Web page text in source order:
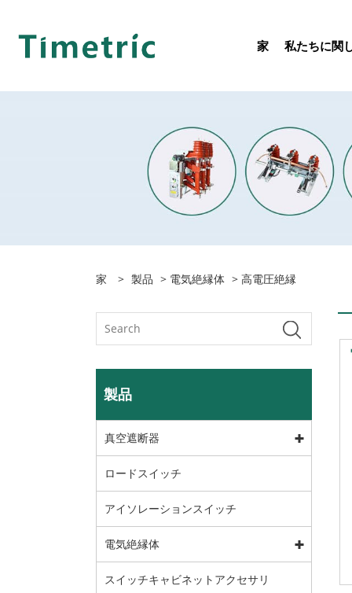
家 私たちに関
家 > 製品 > 電気絶縁体 > 高電圧絶縁
製品
真空遮断器
ロードスイッチ
アイソレーションスイッチ
電気絶縁体
スイッチキャビネットアクセサリ